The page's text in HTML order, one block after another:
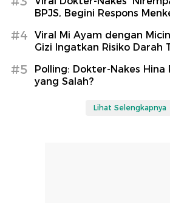
BPJS, Begini Respons
#4
Viral Mi Ayam dengan
Gizi Ingatkan Risiko Darah
#5
Polling: Dokter-Nakes Hina
yang Salah?
Lihat Selengkapnya